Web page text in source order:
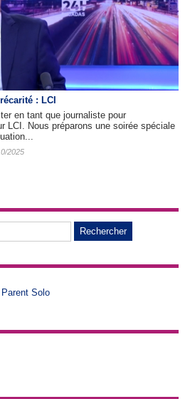
: LCI
en tant que journaliste pour
LCI. Nous préparons une soirée spéciale
2025
Parent Solo